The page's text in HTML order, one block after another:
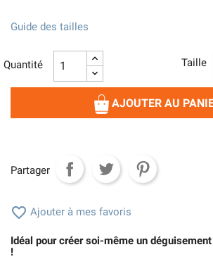
Taille
Guide des tailles
Quantité
AJOUTER AU
Partager
 Ajouter à mes favoris
Idéal pour créer soi-même un
!